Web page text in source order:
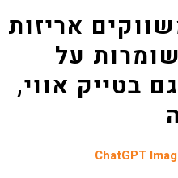
אריזות
על
בטייק אווי,